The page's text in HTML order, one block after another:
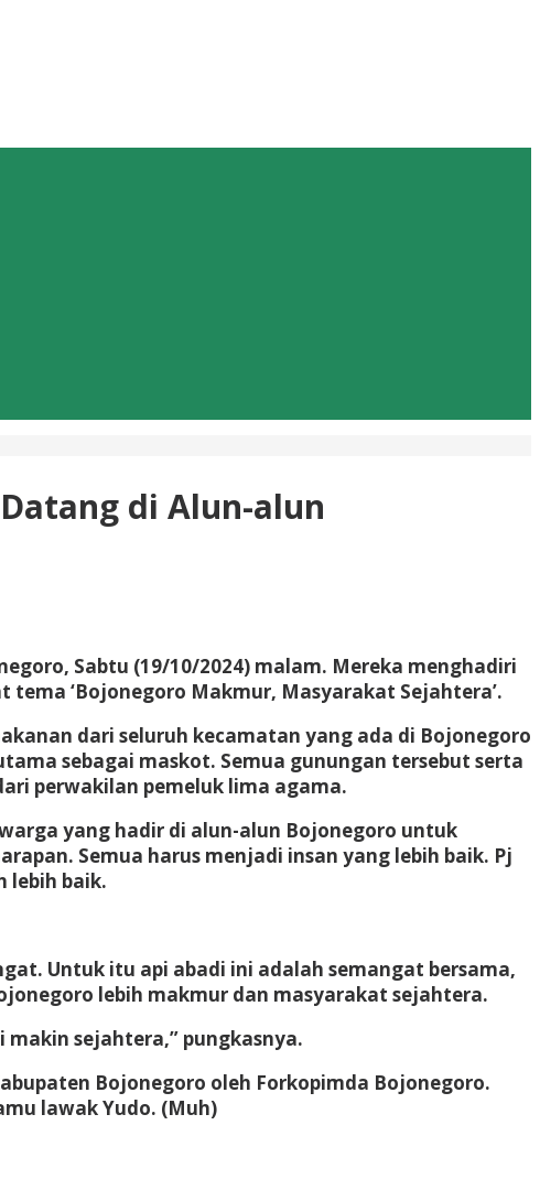
di Alun-alun
Sabtu (19/10/2024) malam. Mereka menghadiri
tema ‘Bojonegoro Makmur, Masyarakat Sejahtera’.
dari seluruh kecamatan yang ada di Bojonegoro
sebagai maskot. Semua gunungan tersebut serta
perwakilan pemeluk lima agama.
yang hadir di alun-alun Bojonegoro untuk
Semua harus menjadi insan yang lebih baik. Pj
lebih baik.
Untuk itu api abadi ini adalah semangat bersama,
lebih makmur dan masyarakat sejahtera.
sejahtera,” pungkasnya.
Bojonegoro oleh Forkopimda Bojonegoro.
lawak Yudo. (Muh)